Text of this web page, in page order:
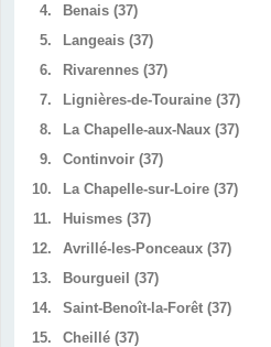
4.
Benais (37)
5.
Langeais (37)
6.
Rivarennes (37)
7.
Lignières-de-Touraine (37)
8.
La Chapelle-aux-Naux (37)
9.
Continvoir (37)
10.
La Chapelle-sur-Loire (37)
11.
Huismes (37)
12.
Avrillé-les-Ponceaux (37)
13.
Bourgueil (37)
14.
Saint-Benoît-la-Forêt (37)
15.
Cheillé (37)